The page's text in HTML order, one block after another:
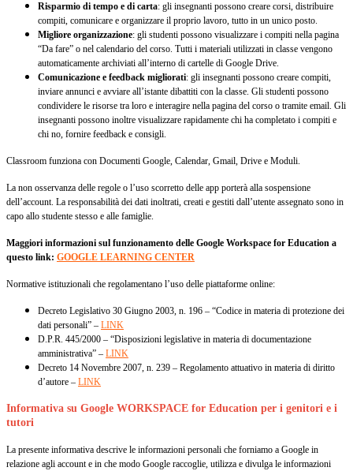
Risparmio di tempo e di carta: gli insegnanti possono creare corsi, distribuire
compiti, comunicare e organizzare il proprio lavoro, tutto in un unico posto.
Migliore organizzazione: gli studenti possono visualizzare i compiti nella pagina
“Da fare” o nel calendario del corso. Tutti i materiali utilizzati in classe vengono
automaticamente archiviati all’interno di cartelle di Google Drive.
Comunicazione e feedback migliorati: gli insegnanti possono creare compiti,
inviare annunci e avviare all’istante dibattiti con la classe. Gli studenti possono
condividere le risorse tra loro e interagire nella pagina del corso o tramite email. Gli
insegnanti possono inoltre visualizzare rapidamente chi ha completato i compiti e
chi no, fornire feedback e consigli.
Classroom funziona con Documenti Google, Calendar, Gmail, Drive e Moduli.
La non osservanza delle regole o l’uso scorretto delle app porterà alla sospensione
dell’account. La responsabilità dei dati inoltrati, creati e gestiti dall’utente assegnato sono in
capo allo studente stesso e alle famiglie.
Maggiori informazioni sul funzionamento delle Google Workspace for Education a
questo link: GOOGLE LEARNING CENTER
Normative istituzionali che regolamentano l’uso delle piattaforme online:
Decreto Legislativo 30 Giugno 2003, n. 196 – “Codice in materia di protezione dei
dati personali” – LINK
D.P.R. 445/2000 – “Disposizioni legislative in materia di documentazione
amministrativa” – LINK
Decreto 14 Novembre 2007, n. 239 – Regolamento attuativo in materia di diritto
d’autore – LINK
Informativa su Google WORKSPACE for Education per i genitori e i
tutori
La presente informativa descrive le informazioni personali che forniamo a Google in
relazione agli account e in che modo Google raccoglie, utilizza e divulga le informazioni